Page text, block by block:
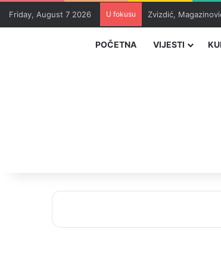
Friday, August 7 2026 U fokusu Masakr u školi u
POČETNA VIJESTI